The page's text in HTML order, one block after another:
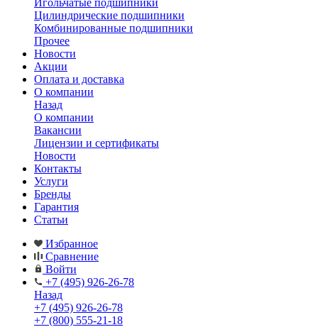
Игольчатые подшипники
Цилиндрические подшипники
Комбинированные подшипники
Прочее
Новости
Акции
Оплата и доставка
О компании
Назад
О компании
Вакансии
Лицензии и сертификаты
Новости
Контакты
Услуги
Бренды
Гарантия
Статьи
Избранное
Сравнение
Войти
+7 (495) 926-26-78
Назад
+7 (495) 926-26-78
+7 (800) 555-21-18